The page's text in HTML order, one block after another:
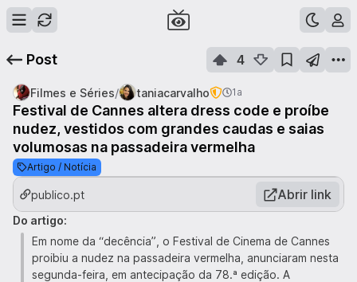
Post 4
Filmes e Séries/ taniacarvalho 1a
Festival de Cannes altera dress code e proíbe
nudez, vestidos com grandes caudas e saias
volumosas na passadeira vermelha
Artigo / Notícia
publico.pt Abrir link
Do artigo:
Em nome da “decência”, o Festival de Cinema de Cannes
proibiu a nudez na passadeira vermelha, anunciaram nesta
segunda-feira, em antecipação da 78.ª edição. A